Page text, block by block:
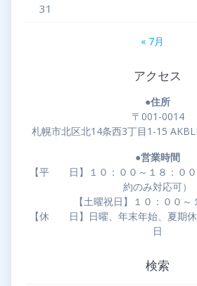
31
« 7月
アクセス
●住所
〒001-0014
札幌市北区北14条西3丁目1-15
●営業時間
【平 日】１０：００～１８：００
約のみ対応可）
【土曜祝日】１０：００～
【休 日】日曜、年末年始、夏期休
日
検索